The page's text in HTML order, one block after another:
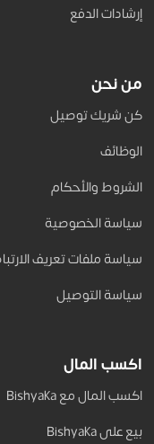
إرشادات الدفع
من نحن
كن شريك توصيل
الوظائف
الشروط والأحكام
سياسة الخصوصية
سياسة ملفات تعريف
سياسة التوصيل
اكسب المال
اكسب المال مع Bishyaka
بيع على Bishyaka